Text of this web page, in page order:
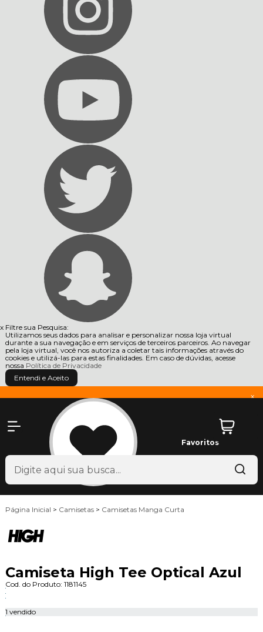
x Filtre sua Pesquisa:
Utilizamos seus dados para analisar e personalizar nossa loja virtual
durante a sua navegação e em serviços de terceiros parceiros. Ao navegar
pela loja virtual, você nos autoriza a coletar tais informações através do
cookies e utilizá-las para estas finalidades. Em caso de dúvidas, acesse
nossa Política de Privacidade
Entendi e Aceito
x
Favoritos
Página Inicial > Camisetas > Camisetas Manga Curta
Camiseta High Tee Optical Azul
Cod. do Produto: 1181145
1 vendido